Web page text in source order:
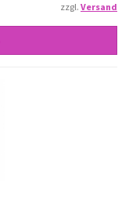
zzgl. Versand